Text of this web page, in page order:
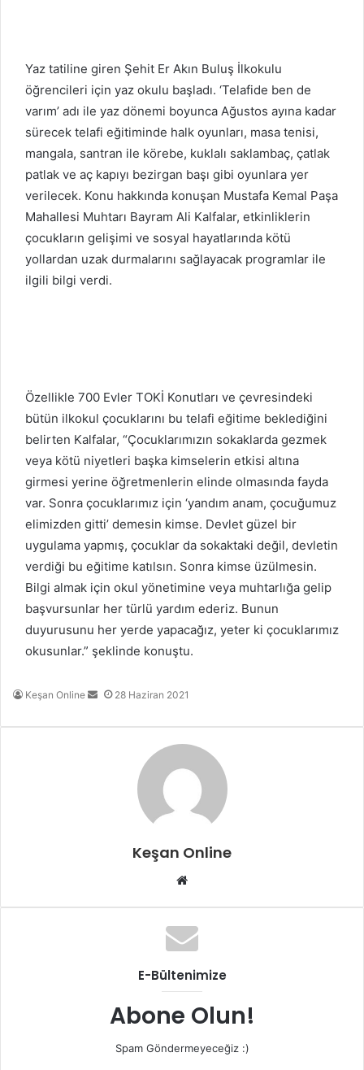
Yaz tatiline giren Şehit Er Akın Buluş İlkokulu
öğrencileri için yaz okulu başladı. ‘Telafide ben de
varım’ adı ile yaz dönemi boyunca Ağustos ayına kadar
sürecek telafi eğitiminde halk oyunları, masa tenisi,
mangala, santran ile körebe, kuklalı saklambaç, çatlak
patlak ve aç kapıyı bezirgan başı gibi oyunlara yer
verilecek. Konu hakkında konuşan Mustafa Kemal Paşa
Mahallesi Muhtarı Bayram Ali Kalfalar, etkinliklerin
çocukların gelişimi ve sosyal hayatlarında kötü
yollardan uzak durmalarını sağlayacak programlar ile
ilgili bilgi verdi.
Özellikle 700 Evler TOKİ Konutları ve çevresindeki
bütün ilkokul çocuklarını bu telafi eğitime beklediğini
belirten Kalfalar, “Çocuklarımızın sokaklarda gezmek
veya kötü niyetleri başka kimselerin etkisi altına
girmesi yerine öğretmenlerin elinde olmasında fayda
var. Sonra çocuklarımız için ‘yandım anam, çocuğumuz
elimizden gitti’ demesin kimse. Devlet güzel bir
uygulama yapmış, çocuklar da sokaktaki değil, devletin
verdiği bu eğitime katılsın. Sonra kimse üzülmesin.
Bilgi almak için okul yönetimine veya muhtarlığa gelip
başvursunlar her türlü yardım ederiz. Bunun
duyurusunu her yerde yapacağız, yeter ki çocuklarımız
okusunlar.” şeklinde konuştu.
Keşan Online
Bir
posta
28 Haziran 2021
Keşan Online
Web
E-Bültenimize
Abone Olun!
Spam Göndermeyeceğiz :)